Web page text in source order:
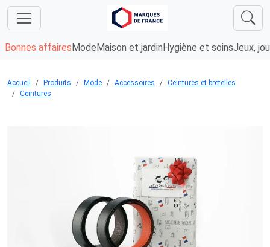
Bonnes affaires Mode Maison et jardin Hygiène et soinsJeux,
Accueil Produits Mode Accessoires
Ceintures et bretelles
Ceintures